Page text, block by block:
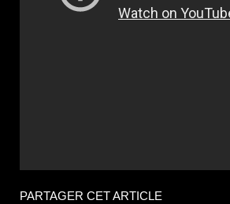
PARTAGER CET ARTICLE